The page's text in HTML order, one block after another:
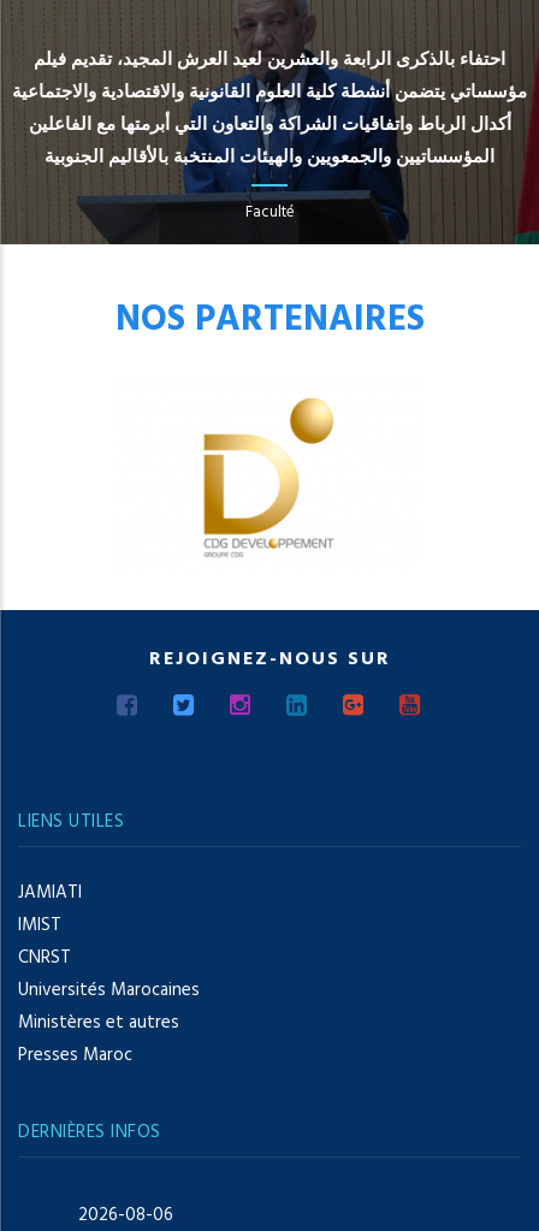
احتفاء بالذكرى الرابعة والعشرين لعيد العرش المجيد، تقديم فيلم
مؤسساتي يتضمن أنشطة كلية العلوم القانونية والاقتصادية والاجتماعية
أكدال الرباط واتفاقيات الشراكة والتعاون التي أبرمتها مع الفاعلين
المؤسساتيين والجمعويين والهيئات المنتخبة بالأقاليم الجنوبية
Faculté
NOS PARTENAIRES
REJOIGNEZ-NOUS SUR
LIENS UTILES
JAMIATI
IMIST
CNRST
Universités Marocaines
Ministères et autres
Presses Maroc
DERNIÈRES INFOS
2026-08-06